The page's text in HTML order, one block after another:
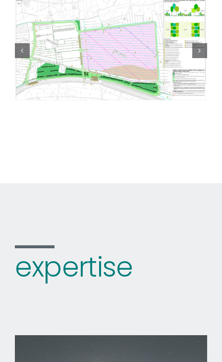
expertise